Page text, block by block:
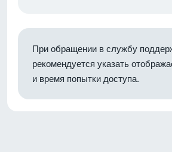
При обращении в службу
рекомендуется указать
и время попытки доступа.